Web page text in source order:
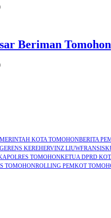
Beriman Tomohon
KOTA TOMOHONBERITA
ERENS KEREHERVINZ LIUW
TOMOHONKETUA DPRD
TOMOHONROLLING PEMKOT